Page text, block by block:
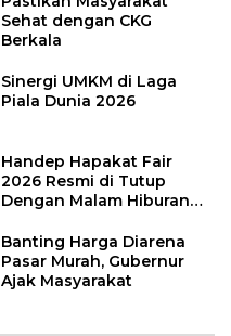
Sehat dengan CKG
Berkala
Sinergi UMKM di Laga
Piala Dunia 2026
Handep Hapakat Fair
2026 Resmi di Tutup
Dengan Malam Hiburan
Banting Harga Diarena
Pasar Murah, Gubernur
Ajak Masyarakat